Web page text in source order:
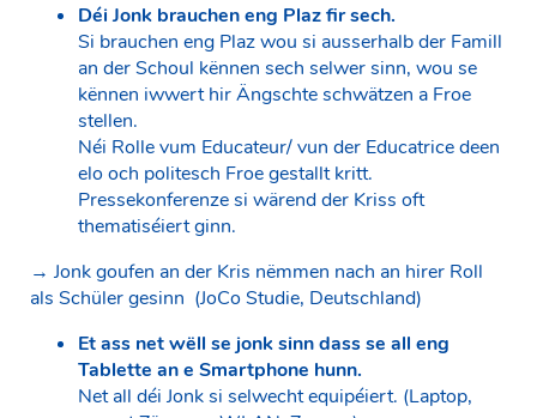
Déi Jonk brauchen eng Plaz fir sech.
Si brauchen eng Plaz wou si ausserhalb der Famill
an der Schoul kënnen sech selwer sinn, wou se
kënnen iwwert hir Ängschte schwätzen a Froe
stellen.
Néi Rolle vum Educateur/ vun der Educatrice deen
elo och politesch Froe gestallt kritt.
Pressekonferenze si wärend der Kriss oft
thematiséiert ginn.
→ Jonk goufen an der Kris nëmmen nach an hirer Roll
als Schüler gesinn (JoCo Studie, Deutschland)
Et ass net wëll se jonk sinn dass se all eng
Tablette an e Smartphone hunn.
Net all déi Jonk si selwecht equipéiert. (Laptop,